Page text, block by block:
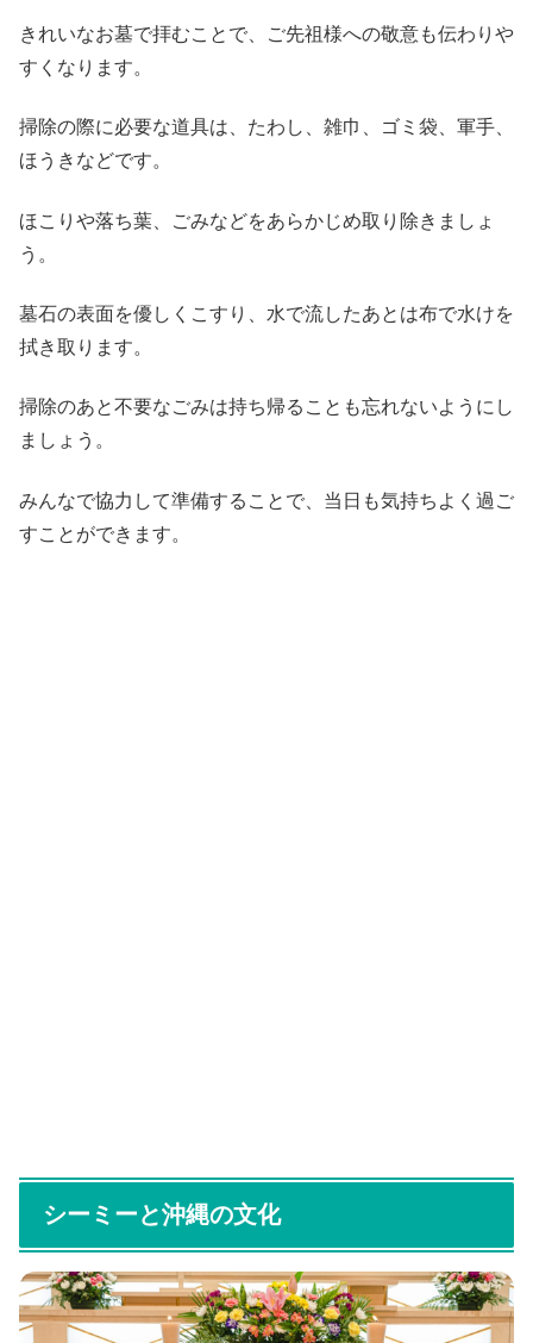
きれいなお墓で拝むことで、ご先祖様への敬意も伝わりや
すくなります。
掃除の際に必要な道具は、たわし、雑巾、ゴミ袋、軍手、
ほうきなどです。
ほこりや落ち葉、ごみなどをあらかじめ取り除きましょ
う。
墓石の表面を優しくこすり、水で流したあとは布で水けを
拭き取ります。
掃除のあと不要なごみは持ち帰ることも忘れないようにし
ましょう。
みんなで協力して準備することで、当日も気持ちよく過ご
すことができます。
シーミーと沖縄の文化